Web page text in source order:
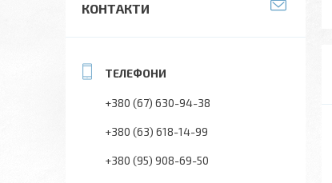
КОНТАКТИ
+380 (67) 630-94-38
+380 (63) 618-14-99
+380 (95) 908-69-50